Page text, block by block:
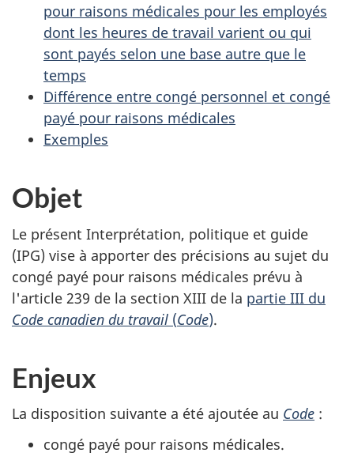
pour raisons médicales pour les employés
dont les heures de travail varient ou qui
sont payés selon une base autre que le
temps
Différence entre congé personnel et congé
payé pour raisons médicales
Exemples
Objet
Le présent Interprétation, politique et guide
(IPG) vise à apporter des précisions au sujet du
congé payé pour raisons médicales prévu à
l'article 239 de la section XIII de la partie III du
Code canadien du travail (Code).
Enjeux
La disposition suivante a été ajoutée au Code :
congé payé pour raisons médicales.